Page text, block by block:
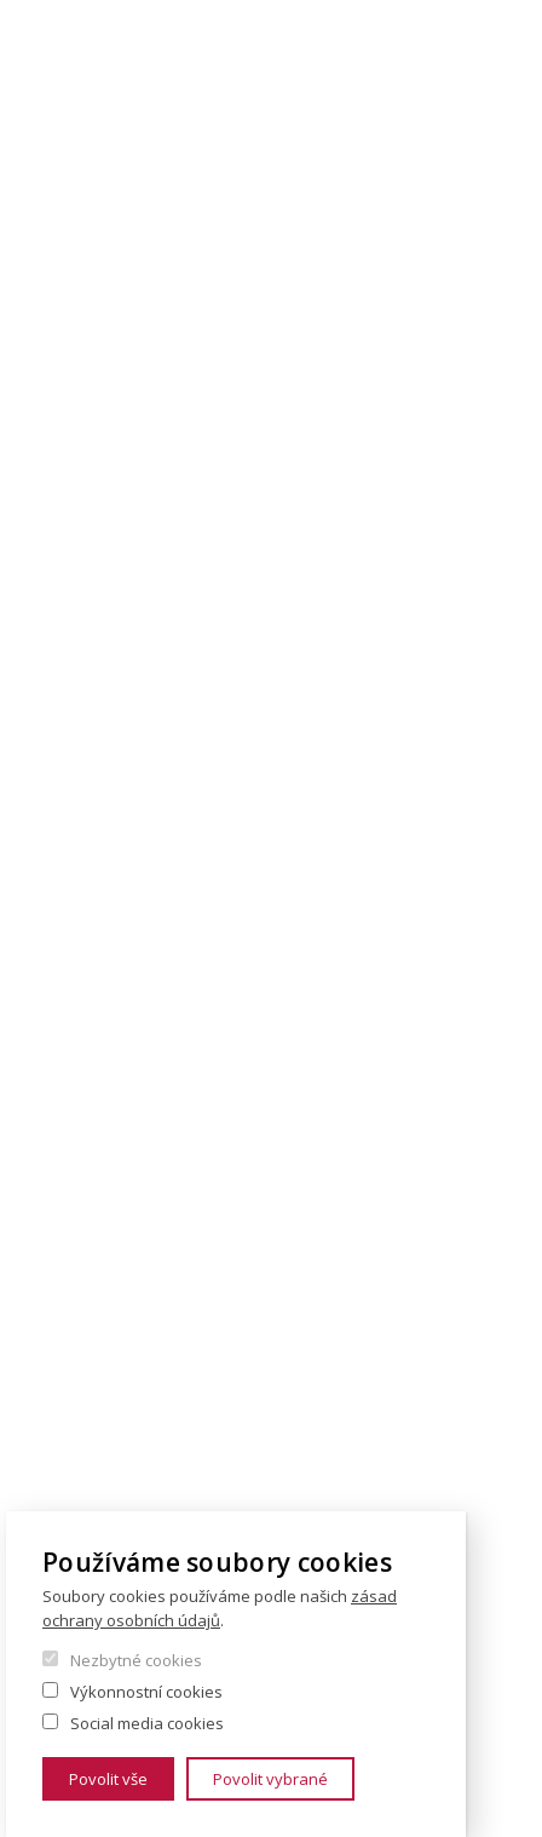
Používáme soubory cookies
Soubory cookies používáme podle našich zásad
ochrany osobních údajů.
Nezbytné cookies
Výkonnostní cookies
Social media cookies
Povolit vše Povolit vybrané